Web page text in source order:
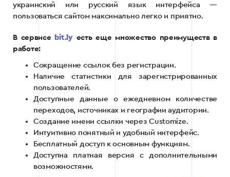
украинский или русский язык интерфейса —
пользоваться сайтом максимально легко и приятно.
В сервисе bit.lyесть еще множество преимуществ в
работе:
Сокращение ссылок без регистрации.
Наличие статистики для зарегистрированных
пользователей.
Доступные данные о ежедневном количестве
переходов, источниках и географии аудитории.
Создание имени ссылки через Customize.
Интуитивно понятный и удобный интерфейс.
Бесплатный доступ к основным функциям.
Доступна платная версия с дополнительными
возможностями.